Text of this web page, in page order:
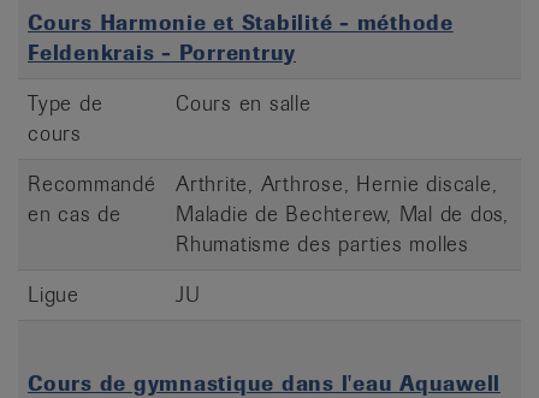
Cours Harmonie et Stabilité - méthode
Feldenkrais - Porrentruy
Type de
cours
Cours en salle
Recommandé
en cas de
Arthrite, Arthrose, Hernie discale,
Maladie de Bechterew, Mal de dos,
Rhumatisme des parties molles
Ligue
JU
Cours de gymnastique dans l'eau Aquawell